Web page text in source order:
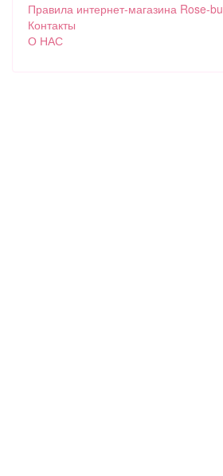
Правила интернет-магазина Rose-
Контакты
О НАС